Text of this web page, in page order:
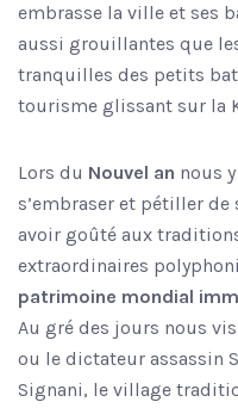
embrasse la ville et ses
aussi grouillantes que
tranquilles des petits
tourisme glissant sur la
Lors du Nouvel an nous
s’embraser et pétiller de
avoir goûté aux
extraordinaires
patrimoine mondial
Au gré des jours nous
ou le dictateur assassin
Signani, le village